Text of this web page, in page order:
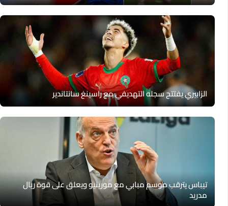
الزابيري يفتتح سجله التهديفي مع راسينغ سانتاندير
تيباس يترقب موسم مبابي مع مورينيو ويعلق على قوة ريال
مدريد